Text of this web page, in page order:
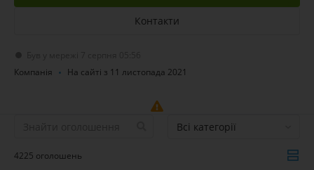
Контакти
Компанія
На сайті з 11 листопада 2021
Всі категорії
4225 оголошень